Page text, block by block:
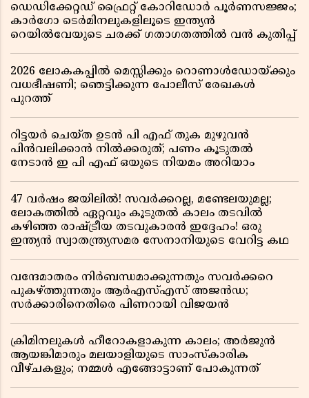
ഡെഡിക്കേറ്റഡ് ഫ്രൈറ്റ് കോറിഡോർ പൂർണസജ്ജം;
കാർഗോ ടെർമിനലുകളിലൂടെ ഇന്ത്യൻ
റെയിൽവേയുടെ ചരക്ക് ഗതാഗതത്തിൽ വൻ കുതിപ്പ്
2026 ലോകകപ്പിൽ മെസ്സിക്കും റൊണാൾഡോയ്ക്കും
വധഭീഷണി; ഞെട്ടിക്കുന്ന പോലീസ് രേഖകൾ
പുറത്ത്
റിട്ടയർ ചെയ്ത ഉടൻ പി എഫ് തുക മുഴുവൻ
പിൻവലിക്കാൻ നിൽക്കരുത്; പണം കൂടുതൽ
നേടാൻ ഇ പി എഫ് ഒയുടെ നിയമം അറിയാം
47 വർഷം ജയിലിൽ! സവർക്കറല്ല, മണ്ടേലയുമല്ല;
ലോകത്തിൽ ഏറ്റവും കൂടുതൽ കാലം തടവിൽ
കഴിഞ്ഞ രാഷ്ട്രീയ തടവുകാരൻ ഇദ്ദേഹം! ഒരു
ഇന്ത്യൻ സ്വാതന്ത്ര്യസമര സേനാനിയുടെ വേറിട്ട കഥ
വന്ദേമാതരം നിർബന്ധമാക്കുന്നതും സവർക്കറെ
പുകഴ്ത്തുന്നതും ആർഎസ്എസ് അജൻഡ;
സർക്കാരിനെതിരെ പിണറായി വിജയൻ
ക്രിമിനലുകൾ ഹീറോകളാകുന്ന കാലം; അർജുൻ
ആയങ്കിമാരും മലയാളിയുടെ സാംസ്കാരിക
വീഴ്ചകളും; നമ്മൾ എങ്ങോട്ടാണ് പോകുന്നത്